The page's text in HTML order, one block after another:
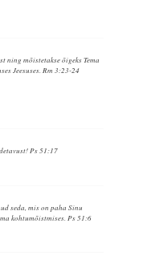
ning mõistetakse õigeks Tema
Jeesuses. Rm 3:23-24
Ps 51:17
seda, mis on paha Sinu
kohtumõistmises. Ps 51:6